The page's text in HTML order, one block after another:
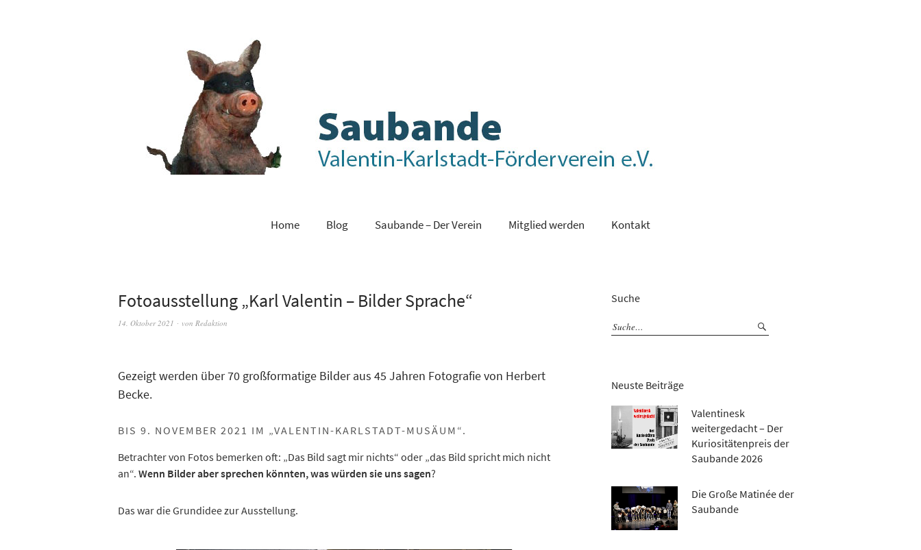
Home Blog Saubande – Der Verein Mitglied werden Kontakt
Fotoausstellung „Karl Valentin – Bilder Sprache“
14. Oktober 2021 von Redaktion
Gezeigt werden über 70 großformatige Bilder aus 45 Jahren Fotografie von Herbert
Becke.
BIS 9. NOVEMBER 2021 IM „VALENTIN-KARLSTADT-MUSÄUM“.
Betrachter von Fotos bemerken oft: „Das Bild sagt mir nichts“ oder „das Bild spricht mich nicht
an“. Wenn Bilder aber sprechen könnten, was würden sie uns sagen?
Das war die Grundidee zur Ausstellung.
Suche
Neuste Beiträge
Valentinesk
weitergedacht – Der
Kuriositätenpreis der
Saubande 2026
Die Große Matinée der
Saubande